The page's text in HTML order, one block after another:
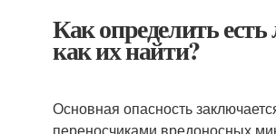
Как определить
как их найти?
Основная опасность